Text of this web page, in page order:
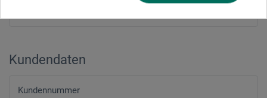
Kundendaten
Kundennummer